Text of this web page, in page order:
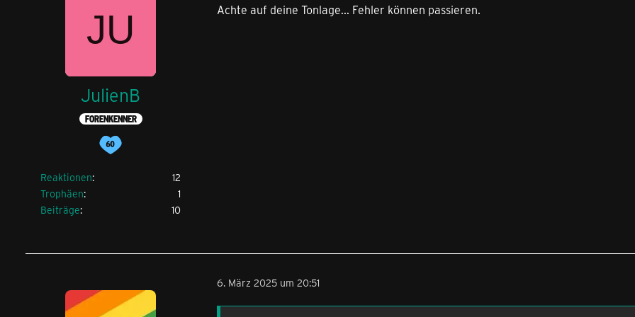
JulienB
FORENKENNER
Reaktionen
12
Trophäen
1
Beiträge
10
Achte auf deine Tonlage... Fehler können passieren.
6. März 2025 um 20:51